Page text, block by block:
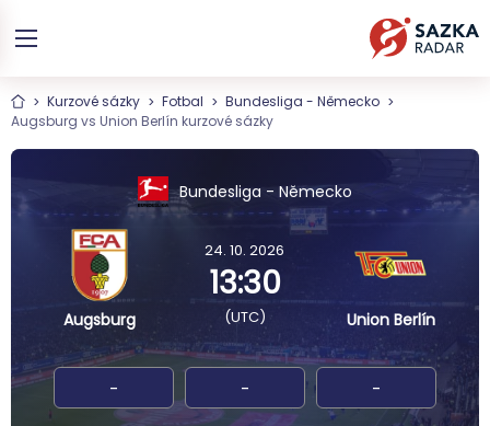
Kurzové sázky Fotbal
Bundesliga - Německo
Augsburg vs Union Berlín kurzové sázky
Bundesliga - Německo
Augsburg
24. 10. 2026
13:30
(UTC) Union Berlín
- - -